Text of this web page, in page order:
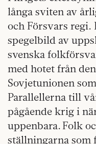
långa sviten av
och Försvars regi.
spegelbild av
svenska
med hotet från
Sovjetunionen
Parallellerna till
pågående krig i
uppenbara. Folk
ställningarna som